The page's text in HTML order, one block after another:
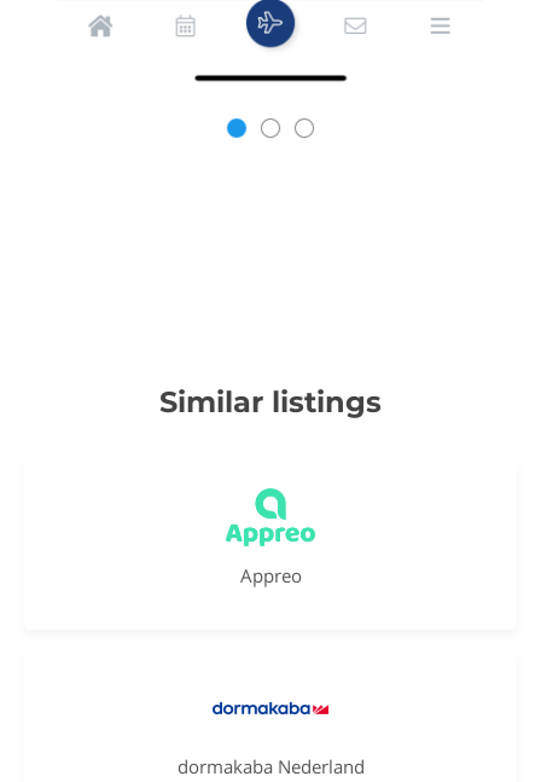
Similar listings
Appreo
dormakaba Nederland